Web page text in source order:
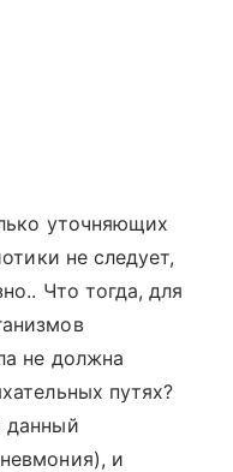
уточняющих
не следует,
Что тогда, для
не должна
путях?
данный
и